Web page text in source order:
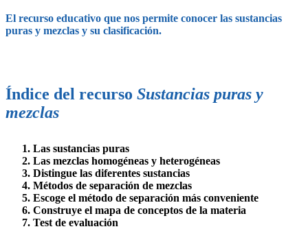
El recurso educativo que nos permite conocer las sustancias
puras y mezclas y su clasificación.
Índice del recurso Sustancias puras y
mezclas​
Las sustancias puras
Las mezclas homogéneas y heterogéneas
Distingue las diferentes sustancias
Métodos de separación de mezclas
Escoge el método de separación más conveniente
Construye el mapa de conceptos de la materia
Test de evaluación